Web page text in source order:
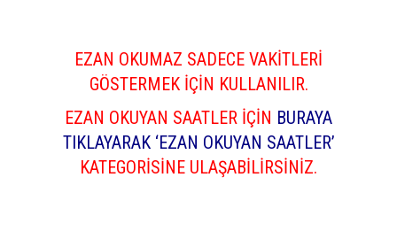
EZAN OKUMAZ SADECE VAKİTLERİ
GÖSTERMEK İÇİN KULLANILIR.
EZAN OKUYAN SAATLER İÇİN BURAYA
TIKLAYARAK ‘EZAN OKUYAN SAATLER’
KATEGORİSİNE ULAŞABİLİRSİNİZ.